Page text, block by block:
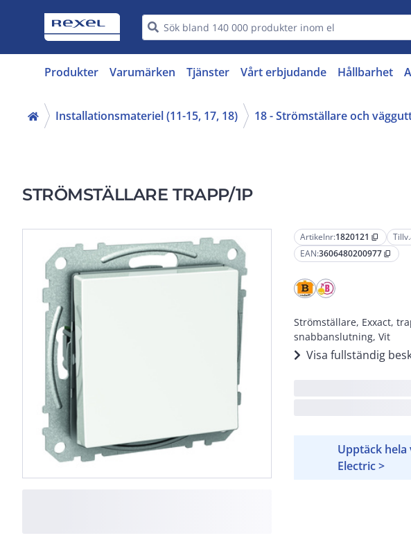
Produkter Varumärken Tjänster Vårt erbjudande Hållbarhet
Installationsmateriel (11-15, 17, 18) 18 - Strömställare och
STRÖMSTÄLLARE TRAPP/1P
Artikelnr:1820121 content_copy
EAN:3606480200977 content_copy
Strömställare, Exxact,
snabbanslutning, Vit
Visa fullständig
Upptäck
Electric >